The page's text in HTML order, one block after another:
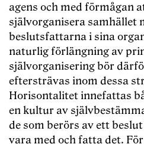
agens och med förmågan
självorganisera samhället
beslutsfattarna i sina
naturlig förlängning av
självorganisering bör
eftersträvas inom dessa
Horisontalitet innefattas
en kultur av
de som berörs av ett
vara med och fatta det.